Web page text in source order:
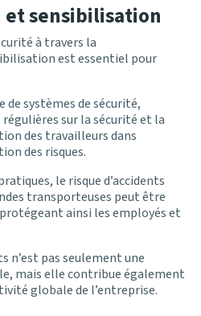
sensibilisation
à travers la
est essentiel pour
de systèmes de sécurité,
sur la sécurité et la
des travailleurs dans
des risques.
le risque d’accidents
transporteuses peut être
ainsi les employés et
n’est pas seulement une
mais elle contribue également
globale de l’entreprise.